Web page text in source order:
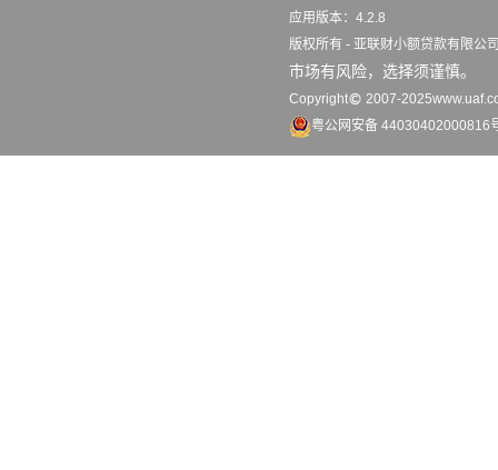
应用版本：4.2.8 更
版权所有 - 亚联财小额贷款有限公
市场有风险，选择须谨慎。
Copyright
2007-
粤公网安备 44030402000816